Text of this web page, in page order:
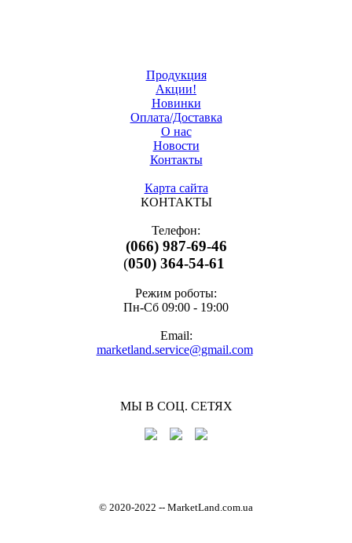
Продукция
Акции!
Новинки
Оплата/Доставка
О нас
Новости
Контакты
Карта сайта
КОНТАКТЫ
Телефон:
(066) 987-69-46
(050) 364-54-61
Режим роботы:
Пн-Cб 09:00 - 19:00
Email:
marketland.service@gmail.com
МЫ В СОЦ. СЕТЯХ
© 2020-2022 -- MarketLand.com.ua